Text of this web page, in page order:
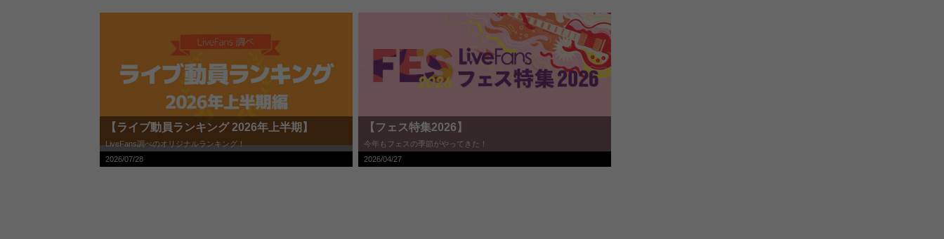
【ライブ動員ランキング 2026年上半期】
LiveFans調べのオリジナルランキング！
2026/07/28
【フェス特集2026】
今年もフェスの季節がやってきた！
2026/04/27